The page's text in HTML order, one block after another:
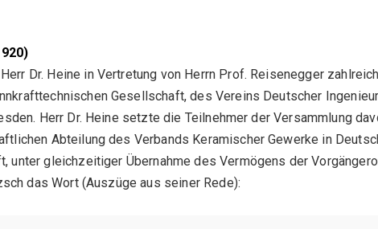
und Sensortechnik"
Dr. Heine in Vertretung von Herrn Prof. Reisenegger
Gesellschaft, des Vereins Deutscher
Herr Dr. Heine setzte die Teilnehmer der Versammlung
Abteilung des Verbands Keramischer Gewerke in
unter gleichzeitiger Übernahme des Vermögens der
das Wort (Auszüge aus seiner Rede):